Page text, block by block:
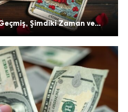
Şimdiki Zaman ve...